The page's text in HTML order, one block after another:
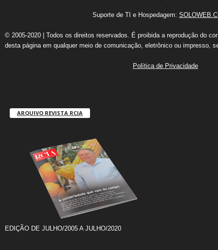
Suporte de TI e Hospedagem:
© 2005-2020 | Todos os direitos reservados. É proibida a reprodução do
desta página em qualquer meio de comunicação, eletrônico ou impresso,
Política de Privacidade
ARQUIVO REVISTA RCIA
EDIÇÃO DE JULHO/2005 A JULHO/2020